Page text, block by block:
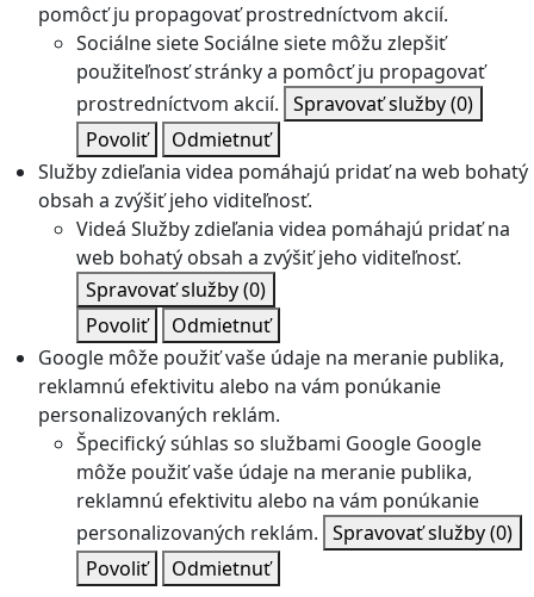
pomôcť ju propagovať prostredníctvom akcií.
Sociálne sieteSociálne siete môžu zlepšiť
použiteľnosť stránky a pomôcť ju propagovať
prostredníctvom akcií. Spravovať služby(0)
Povoliť
Odmietnuť
Služby zdieľania videa pomáhajú pridať na web bohatý
obsah a zvýšiť jeho viditeľnosť.
Videá Služby zdieľania videa pomáhajú pridať na
web bohatý obsah a zvýšiť jeho viditeľnosť.
Spravovať služby(0)
Povoliť
Odmietnuť
Google môže použiť vaše údaje na meranie publika,
reklamnú efektivitu alebo na vám ponúkanie
personalizovaných reklám.
Špecifický súhlas so službami Google Google
môže použiť vaše údaje na meranie publika,
reklamnú efektivitu alebo na vám ponúkanie
personalizovaných reklám. Spravovať služby(0)
Povoliť
Odmietnuť